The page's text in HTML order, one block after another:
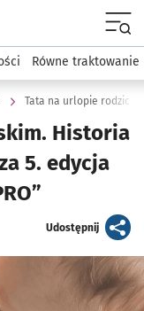
Miasto równości
Równe traktowanie
Historia
5. edycja
Udostępnijartykuł